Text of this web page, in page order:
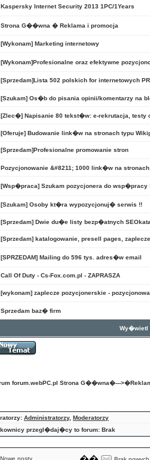
Kaspersky Internet Security 2013 1PC/1Years
Strona G��wna � Reklama i promocja
[Wykonam] Marketing internetowy
[Wykonam]Profesionalne oraz efektywne
[Sprzedam]Lista 502 polskich for internetowych
[Szukam] Os�b do pisania opinii/komentarzy na
[Zlec�] Napisanie 80 tekst�w: e-rekrutacja, testy
[Oferuje] Budowanie link�w na stronach typu
[Sprzedam]Profesionalne promowanie stron
Pozycjonowanie &#8211; 1000 link�w na
[Wsp�praca] Szukam pozycjonera do wsp�pracy
[Szukam] Osoby kt�ra wypozycjonuj� serwis !!
[Sprzedam] Dwie du�e listy bezp�atnych
[Sprzedam] katalogowanie, presell pages,
[SPRZEDAM] Mailing do 596 tys. adres�w email
Call Of Duty - Cs-Fox.com.pl - ZAPRASZA
[wykonam] zaplecze pozycjonerskie -
Sprzedam baz� firm
Wy�wietl
forum.webPC.pl Strona G��wna�--->�
Administratorzy, Moderatorzy
przegl�daj�cy to forum: Brak
Nowe posty